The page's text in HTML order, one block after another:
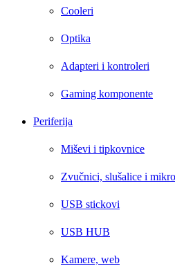
Cooleri
Optika
Adapteri i kontroleri
Gaming komponente
Periferija
Miševi i tipkovnice
Zvučnici, slušalice i
USB stickovi
USB HUB
Kamere, web